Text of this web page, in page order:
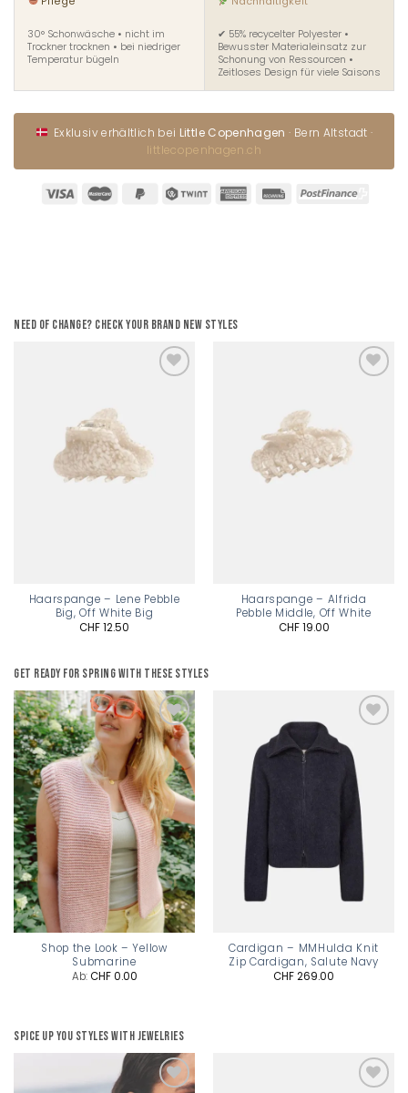
30° Schonwäsche • nicht im
Trockner trocknen • bei niedriger
Temperatur bügeln
✔ 55% recycelter Polyester •
Bewusster Materialeinsatz zur
Schonung von Ressourcen •
Zeitloses Design für viele Saisons
Exklusiv erhältlich bei Little Copenhagen · Bern Altstadt ·
littlecopenhagen.ch
Need of change? Check your brand new styles
Haarspange – Lene Pebble
Big, Off White Big
CHF12.50
Haarspange – Alfrida
Pebble Middle, Off White
CHF19.00
Get ready for spring with these styles
Add to
wishlist
Shop the Look – Yellow
Submarine
Ab:CHF0.00
wishlist
Cardigan – MMHulda Knit
Zip Cardigan, Salute Navy
CHF269.00
Spice up you styles with jewelries